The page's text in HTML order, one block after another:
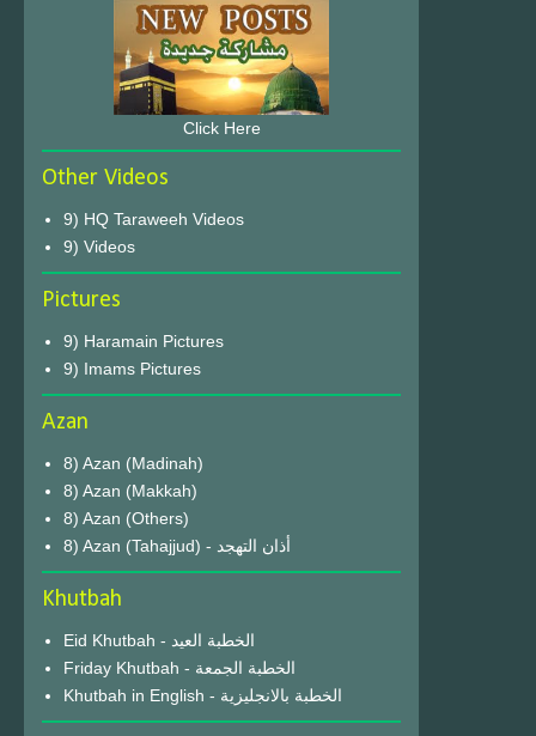
Click Here
Other Videos
9) HQ Taraweeh Videos
9) Videos
Pictures
9) Haramain Pictures
9) Imams Pictures
Azan
8) Azan (Madinah)
8) Azan (Makkah)
8) Azan (Others)
8) Azan (Tahajjud) - أذان التهجد
Khutbah
Eid Khutbah - الخطبة العيد
Friday Khutbah - الخطبة الجمعة
Khutbah in English - الخطبة بالانجليزية